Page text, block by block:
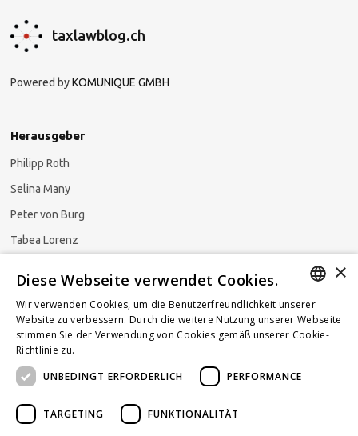
taxlawblog.ch
Powered byKOMUNIQUE GMBH
Herausgeber
Philipp Roth
Selina Many
Peter von Burg
Tabea Lorenz
Newsletter abonnieren
GERMAN
FRENCH
×
Diese Webseite verwendet Cookies.
Wir verwenden Cookies, um die Benutzerfreundlichkeit unserer
Website zu verbessern. Durch die weitere Nutzung unserer Webseite
stimmen Sie der Verwendung von Cookies gemäß unserer Cookie-
Richtlinie zu.
UNBEDINGT ERFORDERLICH
PERFORMANCE
TARGETING FUNKTIONALITÄT